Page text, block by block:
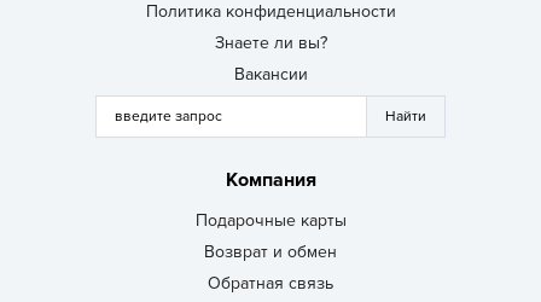
Политика конфиденциальности
Знаете ли вы?
Вакансии
Компания
Подарочные карты
Возврат и обмен
Обратная связь